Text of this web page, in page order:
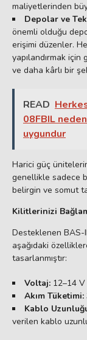
maliyetlerinden
Depolar ve
önemli olduğu
erişimi düzenler.
yapılandırmak
ve daha kârlı bir
READ
08FBIL
uygundur
Harici güç
genellikle sadece
belirgin ve somut
Kilitlerinizi
Desteklenen
aşağıdaki
tasarlanmıştır:
Voltaj: 12–14 V
Akım Tüketimi:
Kablo
verilen kablo